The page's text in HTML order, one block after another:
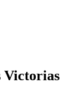
Victorias